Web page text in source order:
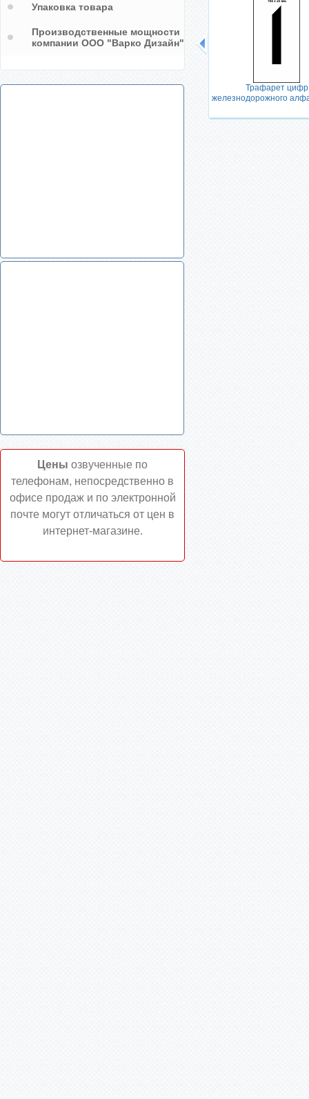
Знак Российская железная дорога
Трафарет цифр
железнодорожного
Упаковка товара
Производственные мощности
компании ООО "Варко Дизайн"
Цены озвученные по
телефонам, непосредственно в
офисе продаж и по электронной
почте могут отличаться от цен в
интернет-магазине.